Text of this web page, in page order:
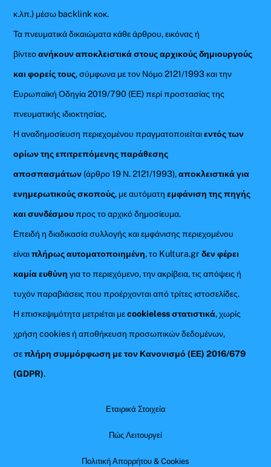
κ.λπ.) μέσω backlink κοκ.
Τα πνευματικά δικαιώματα κάθε άρθρου, εικόνας ή
βίντεοανήκουν αποκλειστικά στους αρχικούς δημιουργούς
και φορείς τους, σύμφωνα με τον Νόμο 2121/1993 και την
Ευρωπαϊκή Οδηγία 2019/790 (ΕΕ) περί προστασίας της
πνευματικής ιδιοκτησίας.
Η αναδημοσίευση περιεχομένου πραγματοποιείταιεντός των
ορίων της επιτρεπόμενης παράθεσης
αποσπασμάτων (άρθρο 19 Ν. 2121/1993),αποκλειστικά για
ενημερωτικούς σκοπούς, με αυτόματηεμφάνιση της πηγής
και συνδέσμουπρος το αρχικό δημοσίευμα.
Επειδή η διαδικασία συλλογής και εμφάνισης περιεχομένου
είναιπλήρως αυτοματοποιημένη, το Kultura.grδεν φέρει
καμία ευθύνη για το περιεχόμενο, την ακρίβεια, τις απόψεις ή
τυχόν παραβιάσεις που προέρχονται από τρίτες ιστοσελίδες.
Η επισκεψιμότητα μετριέται μεcookieless στατιστικά, χωρίς
χρήση cookies ή αποθήκευση προσωπικών δεδομένων,
σεπλήρη συμμόρφωση με τον Κανονισμό (ΕΕ) 2016/679
(GDPR).
Εταιρικά Στοιχεία
Πώς Λειτουργεί
Πολιτική Απορρήτου & Cookies